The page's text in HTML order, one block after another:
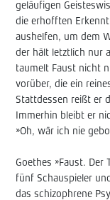
geläufigen
die erhofften
aushelfen, um dem
der hält letztlich nur
taumelt Faust nicht
vorüber, die ein
Stattdessen reißt er
Immerhin bleibt er
»Oh, wär ich nie
Goethes »Faust. Der
fünf Schauspieler
das schizophrene